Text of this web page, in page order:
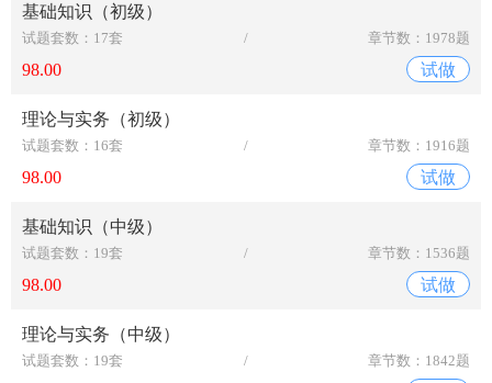
基础知识（初级）
试题套数：17套 / 章节数：1978题
98.00 试做
理论与实务（初级）
试题套数：16套 / 章节数：1916题
98.00 试做
基础知识（中级）
试题套数：19套 / 章节数：1536题
98.00 试做
理论与实务（中级）
试题套数：19套 / 章节数：1842题